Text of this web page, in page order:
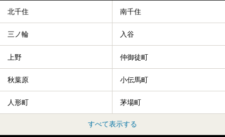
北千住 南千住
三ノ輪 入谷
上野 仲御徒町
秋葉原 小伝馬町
人形町 茅場町
すべて表示する